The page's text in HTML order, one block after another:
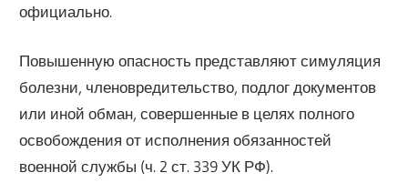
официально.
Повышенную опасность представляют симуляция
болезни, членовредительство, подлог документов
или иной обман, совершенные в целях полного
освобождения от исполнения обязанностей
военной службы (ч. 2 ст. 339 УК РФ).